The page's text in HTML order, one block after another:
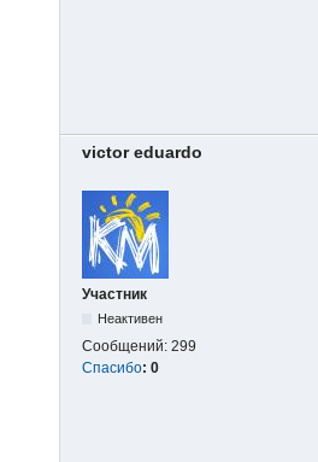
victor eduardo
Участник
Неактивен
Сообщений: 299
Спасибо: 0